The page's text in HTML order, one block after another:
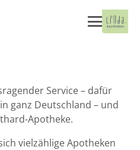
Service – dafür
ganz Deutschland – und
Apotheke.
vielzählige Apotheken